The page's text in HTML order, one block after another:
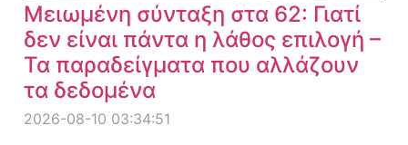
Μειωμένη σύνταξη στα 62: Γιατί
δεν είναι πάντα η λάθος επιλογή –
Τα παραδείγματα που αλλάζουν
τα δεδομένα
2026-08-10 03:34:51